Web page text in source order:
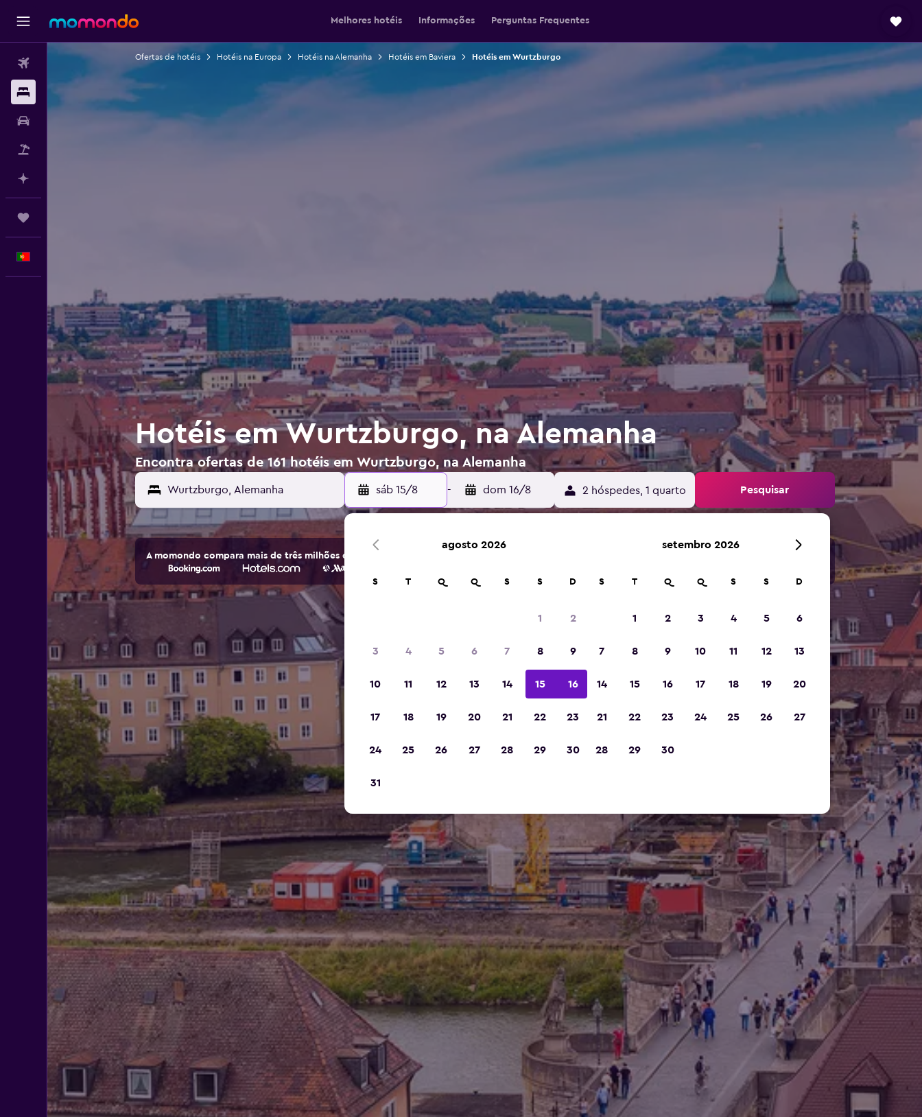
Melhores hotéis Informações Perguntas Frequentes
Ofertas de hotéis Hotéis na Europa Hotéis na Alemanha Hotéis em Baviera Hotéis em Wurtzburgo
Hotéis em Wurtzburgo, na Alemanha
Encontra ofertas de 161 hotéis em Wurtzburgo, na Alemanha
sáb 15/8 - dom 16/8 2 hóspedes, 1 quarto Pesquisar
A momondo compara mais de três milhões de opções de hotéis e alojamento.
agosto 2026
S T Q Q S S D
1 2
3 4 5 6 7 8 9
10 11 12 13 14 15 16
17 18 19 20 21 22 23
24 25 26 27 28 29 30
31
setembro 2026
S T Q Q S S D
1 2 3 4 5 6
7 8 9 10 11 12 13
14 15 16 17 18 19 20
21 22 23 24 25 26 27
28 29 30